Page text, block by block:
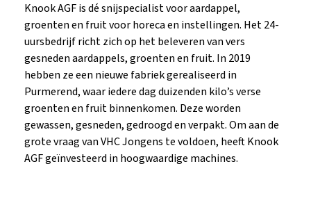
Knook AGF is dé snijspecialist voor aardappel,
groenten en fruit voor horeca en instellingen. Het 24-
uursbedrijf richt zich op het beleveren van vers
gesneden aardappels, groenten en fruit. In 2019
hebben ze een nieuwe fabriek gerealiseerd in
Purmerend, waar iedere dag duizenden kilo’s verse
groenten en fruit binnenkomen. Deze worden
gewassen, gesneden, gedroogd en verpakt. Om aan de
grote vraag van VHC Jongens te voldoen, heeft Knook
AGF geïnvesteerd in hoogwaardige machines.